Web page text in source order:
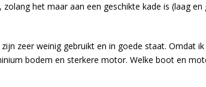
het maar aan een geschikte kade is (laag en
zeer weinig gebruikt en in goede staat. Omdat
bodem en sterkere motor. Welke boot en